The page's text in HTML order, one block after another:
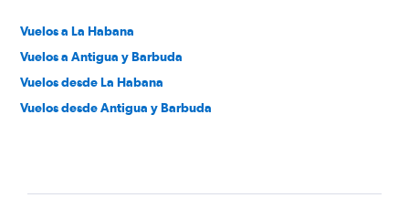
Vuelos a La Habana
Vuelos a Antigua y Barbuda
Vuelos desde La Habana
Vuelos desde Antigua y Barbuda